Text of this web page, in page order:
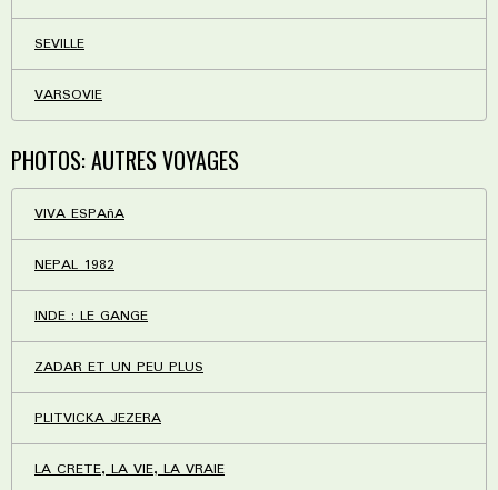
SEVILLE
VARSOVIE
PHOTOS: AUTRES VOYAGES
VIVA ESPAñA
NEPAL 1982
INDE : LE GANGE
ZADAR ET UN PEU PLUS
PLITVICKA JEZERA
LA CRETE, LA VIE, LA VRAIE